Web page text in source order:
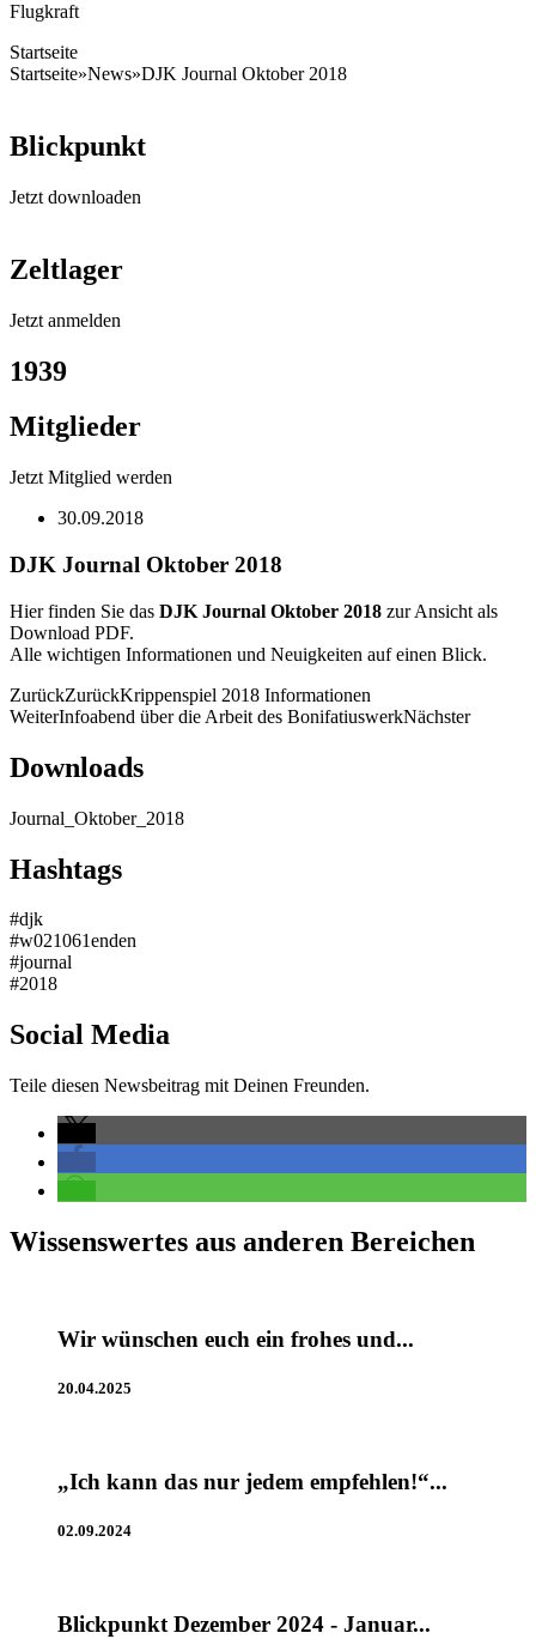
Flugkraft
Startseite
Startseite»News»DJK Journal Oktober 2018
Blickpunkt
Jetzt downloaden
Zeltlager
Jetzt anmelden
1939
Mitglieder
Jetzt Mitglied werden
30.09.2018
DJK Journal Oktober 2018
Hier finden Sie das DJK Journal Oktober 2018 zur Ansicht als
Download PDF.
Alle wichtigen Informationen und Neuigkeiten auf einen Blick.
ZurückZurückKrippenspiel 2018 Informationen
WeiterInfoabend über die Arbeit des BonifatiuswerkNächster
Downloads
Journal_Oktober_2018
Hashtags
#djk
#w021061enden
#journal
#2018
Social Media
Teile diesen Newsbeitrag mit Deinen Freunden.
Wissenswertes aus anderen Bereichen
Wir wünschen euch ein frohes und...
20.04.2025
„Ich kann das nur jedem empfehlen!“...
02.09.2024
Blickpunkt Dezember 2024 - Januar...